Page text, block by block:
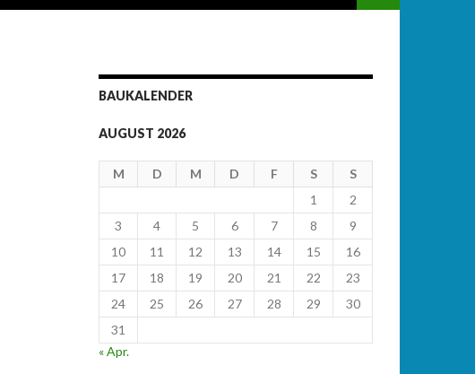
BAUKALENDER
AUGUST 2026
M D M D F S
S
1
2
3
4 5 6 7 8
9
10
11 12 13 14 15
16
17
18 19 20 21 22
23
24
25 26 27 28 29
30
31
« Apr.